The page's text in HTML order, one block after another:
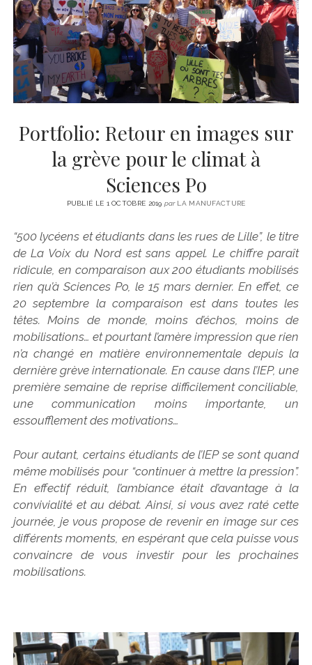
CINÉMA
LITTÉRATURE
ÉCONOMIE
SPORT
MÉDIAS
SANTÉ
instagram
emailemail-
form
Portfolio: Retour en images sur
la grève pour le climat à
Sciences Po
PUBLIÉ LE 1 OCTOBRE 2019 parLA MANUFACTURE
“500 lycéens et étudiants dans les rues de Lille”, le titre
de La Voix du Nord est sans appel. Le chiffre paraît
ridicule, en comparaison aux 200 étudiants mobilisés
rien qu’à Sciences Po, le 15 mars dernier. En effet, ce
20 septembre la comparaison est dans toutes les
têtes. Moins de monde, moins d’échos, moins de
mobilisations… et pourtant l’amère impression que rien
n’a changé en matière environnementale depuis la
dernière grève internationale. En cause dans l’IEP, une
première semaine de reprise difficilement conciliable,
une communication moins importante, un
essoufflement des motivations…
Pour autant, certains étudiants de l’IEP se sont quand
même mobilisés pour “continuer à mettre la pression”.
En effectif réduit, l’ambiance était d’avantage à la
convivialité et au débat. Ainsi, si vous avez raté cette
journée, je vous propose de revenir en image sur ces
différents moments, en espérant que cela puisse vous
convaincre de vous investir pour les prochaines
mobilisations.